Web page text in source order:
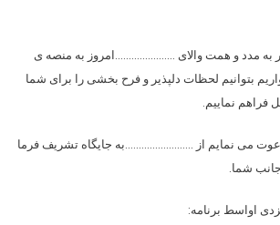
به مدد و همت والای ………………….امروز به منصه ی
بتوانیم لحظات دلپذیر و فرح بخشی را برای شما
فراهم نماییم.
دعوت می نمایم از …………………….به جایگاه تشریف فرما
جانب شما.
اواسط برنامه: